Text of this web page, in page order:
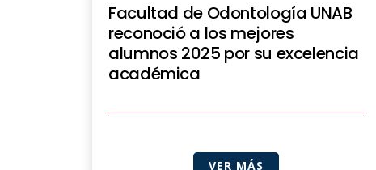
Facultad de Odontología UNAB
reconoció a los mejores
alumnos 2025 por su excelencia
académica
VER MÁS